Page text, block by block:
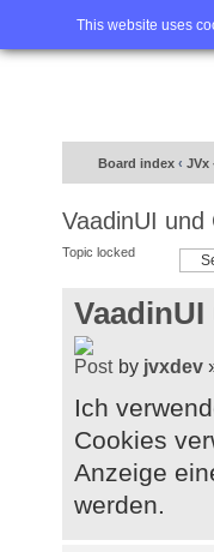
This website uses
Home
Board index ‹ JVx
VaadinUI und
Topic locked
by jvxdev
Ich
Cookies
Anzeige
werden.